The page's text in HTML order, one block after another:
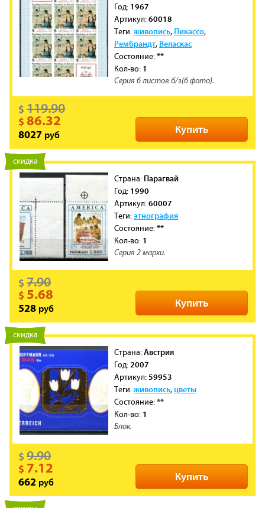
Год: 1967
Артикул:60018
Теги:живопись, Пикассо,
Рембрандт, Веласкас
Состояние:**
Кол-во: 1
Серия 6 листов б/з(6 фото).
Купить
$ 119.90
$ 86.32
8027 руб
новинка
скидка
Cтрана: Парагвай
Год: 1990
Артикул:60007
Теги:этнография
Состояние:**
Кол-во: 1
Серия 2 марки.
Купить
$ 7.90
$ 5.68
528 руб
новинка
скидка
Cтрана:Австрия
Год: 2007
Артикул: 59953
Теги:живопись,цветы
Состояние:**
Кол-во: 1
Блок.
Купить
$ 9.90
$ 7.12
662 руб